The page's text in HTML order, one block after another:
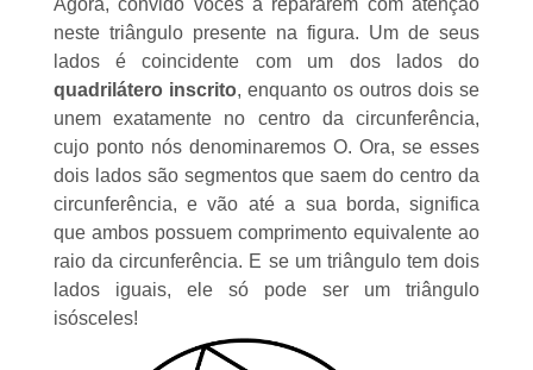
neste triângulo presente na figura. Um de seus
lados é coincidente com um dos lados do
quadrilátero inscrito, enquanto os outros dois se
unem exatamente no centro da circunferência,
cujo ponto nós denominaremos O. Ora, se esses
dois lados são segmentos que saem docentro da
circunferência, e vão até a sua borda, significa
que ambos possuem comprimento equivalente ao
raio da circunferência. E se um triângulo tem dois
lados iguais, ele só pode ser umtriângulo
isósceles!